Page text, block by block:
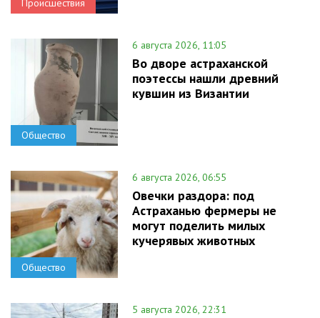
Происшествия
Общество
6 августа 2026, 11:05
Во дворе астраханской
поэтессы нашли древний
кувшин из Византии
Общество
6 августа 2026, 06:55
Овечки раздора: под
Астраханью фермеры не
могут поделить милых
кучерявых животных
5 августа 2026, 22:31